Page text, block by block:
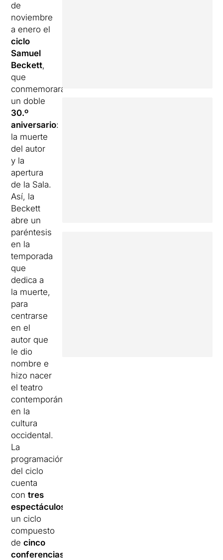
de
noviembre
a enero el
ciclo
Samuel
Beckett,
que
conmemorará
un doble
30.º
aniversario:
la muerte
del autor
y la
apertura
de la Sala.
Así, la
Beckett
abre un
paréntesis
en la
temporada
que
dedica a
la muerte,
para
centrarse
en el
autor que
le dio
nombre e
hizo nacer
el teatro
contemporáneo
en la
cultura
occidental.
La
programación
del ciclo
cuenta
contres
espectáculos
un ciclo
compuesto
decinco
conferencias